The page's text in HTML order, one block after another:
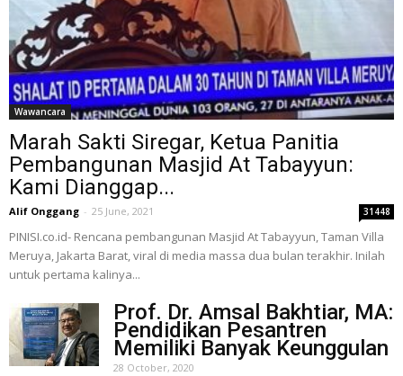
Wawancara
Marah Sakti Siregar, Ketua Panitia
Pembangunan Masjid At Tabayyun:
Kami Dianggap...
Alif Onggang - 25 June, 2021 31448
PINISI.co.id- Rencana pembangunan Masjid At Tabayyun, Taman Villa
Meruya, Jakarta Barat, viral di media massa dua bulan terakhir. Inilah
untuk pertama kalinya...
Prof. Dr. Amsal Bakhtiar, MA:
Pendidikan Pesantren
Memiliki Banyak Keunggulan
28 October, 2020